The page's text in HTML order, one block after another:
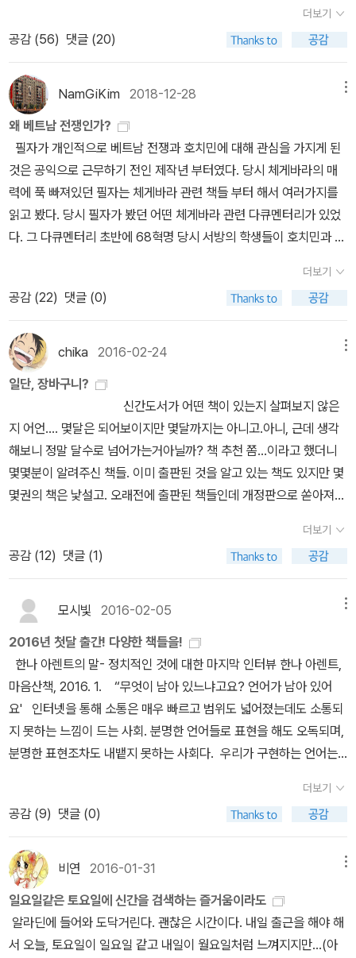
알라디너로부터 선물 받았다. 으하하하하하하하하하하. 지난 주에는
이렇게 내가 사지 않은 책들이 많이 생겼는데,[무법의 바다]도 그 중
하나다. 이 책 신간에서 보고 궁금하지만 너무 두꺼워서 내가? 과연?
이러고 사지 않았었는데, 선물로 똭- 아하하하하하하하[고통에 관하
여]도 역시 사르고 벼르고 있었다. ‘뭄’과 ‘고통’에 관한 얘기라면 누구
나 할 말이 많을 것이다. 꼭 사서 읽어봐야지, 하고 있었는데 마침 리
뷰대회가 있다는 게 아닌가! 좋았어. 1등 상품 10만원은 내 거얏!! 하
고 읽던 책 제쳐두고 이걸 읽기 시작해서 다 읽긴 했는데, 읽고나니 백
자평도 못쓰겠다. 백자평도 못쓰겠는데, 리뷰가 과연? 잠정적 포기.
났고 작가 자체에 대한 호감은 있지만 작가의 다른 작품을 꼭 찾아 읽
어봐야지, 하진 않았더랬다. 이번 책도 재미있게 읽었지만, 정보라 나
는 작가를 물을 때 내가 대답할 수 있는 작가는 아니다.[컬티시]는 우
리가 이미 알고 있는 어맨다 몬텔의 책이다. 이번에는 ‘광신’에 다루고
있다고 하는데, 아니 이런 거 너무 흥미롭지 않나. 마침 고통에 관하여
에서도 사이비 종교 얘기가 나오는데 연결지어 읽어도 좋을 것 같다.
아, 어제 읽은 소설 [까만 머리의 금발 소년]에서도 능력 있는 프로 파
일러가 나와 자신은 종교를 믿지 않는마뎌 그러나 불교의 ‘선’은 믿는
다고 했다. 그건 왜냐고 물으니, 서양의 종교는 타인을 믿는 거지만 동
양의 선은 나를 믿는 거라고 하더라. 이건 정확한 구절을 한 번 인용해
또 읽게 될 거라고 생각하진 않았는데, 광신이라니, 너무 흥미로워 사
고 말았다.미래는 예측불허 그리하여 생은 의미를 갖는 것.나는 타인
과의 약속을 아주 잘 지키는 사람이다. 친구를 만나기로 한 시간 약속
이 정해져 있다면 집에서 출발하여 약속 장소까지 얼마나 걸리는지
머릿속으로 계산하고 그것보다 20~30분 정도 먼저 나가서 대부분
먼저 나가 기다리는 편이다. 나는 약속 시간을 안지키는 걸 잘 이해하
지 못한다. 내가 할 수 있는 최선은, 약속 시간 못지키는 상대에게 화
를 내지 않기 위해 노력하는 것이다.병원이나 미용실등 예약에 대해
서도 마찬가지. 내가 언제까지 가겠노라 상대에게 얘기를 했다면, 그
걸 반드시 지키려고 한다. 약속은 지키기 위해서 있는 거라고 나는 생
각한다. 그러므로 지키기 위해 노력하고 그래서 잘 지키는 삶을 살고
있다고 자부한다. 그러나,시간을 정하지 않았다면 나는 게을러진다.
그러니까, 내가 원래부터 부지런한 사람은 아니라는 얘기를 하고 싶
서 어깨에 침을 좀 맞아야겠다고 생각하고 있었다. 그러니까 한의원
에 대해서는 예약을 하지 않은 거다. 아침에 일어나서 한의원 가야지,
하고 머릿속으로 생각하면서 일찍 나가서 한의원 갔다가 까페에서 책
읽고 점심도 먹고 미용실 가야지~ 생각했는데, 집에 있으니 자꾸 내
가 딴짓을 하는 거다. 읽은 책 저쪽에 치워놓고, 베란다에도 나가 보
좀처럼 이해하기가 어려웠다. 어린 시절에 돌아다니던 앙케트 항목-
거기엔 늘 그런 질문이 있었다. 좋아하는 연예인, 좋아하는 작가, 좋아
하는 누구누구는? 특히 나는 어릴 때부터 책을 많이 읽는 애로 주변
에 알려졌던 터라, 대부분의 사람들이 그 시절부터 책을 추천해달라
면서 어떤 작가를 좋아하느냐고 잘 묻고는 했다. 그럴 때 나는 한참 생
각한다. 좋아하는 작가? 좋아한다고?! 사람을?! 내가 그 사람을 좋아
한다고? 그건 아닌데..... 단지 그 사람이 쓴 작품을 좋아하고 즐겨 읽
는 것일 뿐인데.....내 친구 중에는 사람 자체에 빠지는 녀석이 있다.
이 친구는 그러니까 김연아와 손열음과 김혜리 기자와 대미언 라이스
를 엄청 좋아한다. 그래서 이들의 콘서트나 GV나 강연 등의 자리에
는 빠짐없이 참석한다. 이 친구 때문에 김혜리 기자의 무슨... 뭐더라
온 적이 있다. 그때도 그렇지만 지금도 친구의 그 열정과 에너지가 참
대단하다고 생각한다. 그러면서도 한편으로는 어떻게 사람 자체를 좋
아할 수가 있지? 싶어진다. 김연아가 아이스링크 위에서 혼신의 힘을
다해 연기할 때, 손열음이 강렬하게 타건을 하면서 훌륭한 연주를 들
려줄 때, 대미언 라이스의 몇몇 음악에 감동할 수는 있다. 그렇지만 나
는 그들이 만들어낸 ‘예술’을 사랑할 뿐이지 그 사람 자체를 좋아하게
되는 일은 거의 없다.하물며 작가란... 작가의 글이란. 작가를 좋아한
다는 것이란. 내게는 정말 어려운 일이다. 알면 알수록 싫어지는 인간
이 많은 집단이 ‘작가’라고 생각해서 더 그런 것 같다. 한국 작가의 글
알고 싶지 않은 정보들(그들의 치부까지도)을 너무 잘 알게 되고, 그
런 유쾌하지 않은 인간이 쓴 글을(글은 또 얼마나 포장하기 쉬운가)
때와 달리 늙을수록 추한 면모를 잘 드러낸다(애초에 인간이란 존재
가 그런지도). 나이 들면서 망가지는 작가들을 여럿 보게 되는데 최근
엔 강준만이 나의 그 리스트에 올랐다(그는 왜 살아있는 권력에는 입
을 꾹 다물고 한없이 작아지기만 하는가? 마봉춘을 비판하려면 조선
일보부터 비판하라. 아직도 민주당만 까고 있는가? 국힘부터 까라.)
그도 이제 그만 읽을 때로구나!나 스스로 문화사대주의자라고 우스갯
소리처럼 말하고는 하지만 멀리 떨어진 나라의, 그래서 그의 사생활
이나 망가지는 순간에 대해 세세히 잘 알지 못하는 작가들의 작품을
헤친 책을 그다지 좋아하지 않는다. 몇 해 전 나쓰메 소세키의 아내 나
쓰메 교코가 쓴 <나쓰메 소세키, 추억>이 출간되었을 때도 아 또, 뭘
이런 책까지 내고 있나 싶어졌다. 이 책을 읽지 않아도 나쓰메 소세키
가 지인이나 아내와 주고받은 편지들, 또는 그의 작품을 통해서 그가
좋은 남편은 아니었음을 알 수 있다. 친구인 마사오카 시키나 아내에
게 쓴 편지를 보면 여성혐오적인 발언도 아무렇지 않게 하는, 100년
전의, 동양의 작은 나라의 그저 그런 조그만 남자일 뿐이다. 그렇다고
나쓰메 소세키의 작품을 싫어하게 되지는 않는다. 소세키라는 인간
이 될 수 없지만 그것만이 해결책인것처럼 만든것은 누구인가? 폭력
앞에 침묵하면, 이성적으로 대응하면 폭력은 저절로 멈춰지나? 폭력
인가??지금 누구에게 그 권능이 있나?밟으면 꿈틀하는것은 밟는 행
위보다 내가 볼때 훨씬 자연스럽다. 밟는 모습을 보면 두렵다. 나도 밟
힐 수 있는 위치이기 때문이다. 밟히기보다 밟을 수 있는 사람들은 암
만 중립적인 척해봐야 결국 밟는 쪽. 그들이 밟다가 오히려 할큄 당하
고 찔리고 피흘리면 밟는 쪽에 감정이입하기가 쉽다. 나는 밟히고 나
서 꿈틀하거나 때로 밟은 자를 물고 할퀴는 등 저항하는 모습을 보면
폭력적이라기보다 안타까운 마음이 들고 감정이입이된다. 앞의 폭력
과 뒤이은 폭력은 결코같지 않다. 폭력은 옳지않다고 한다. 하지만 둘
다윗과 골리앗의 싸움이 가능하기나 한가? 다윗과 골리앗이 100미
터 달리기에 동일한 출발선상에 서서 출발하는것이 평등인가? 다윗
은 그걸 바래야하나? 골리앗이 다윗을 먼저 때렸는데 폭력은 나쁜거
니까 다윗은 말로 타이르는게 올바름인가? 정작 시스템을 만드는 사
람들. 그들은 올바르게 살아가고 있나? 올바름은 대체 누가 결정하고
있나 불법인 사람은 없다. 불법한 행위를 했다고 해서 사람마저 불법
이라고 표현하는 것은 모순이다. 사람이 어떻게 불법일 수 있는가?
ㅡ엘리 위젤,노벨 평화상 수상자,홀로코스트 생존자
스스로도 읽은 책들을 정리할 수 있어 뜻깊다 생각되네요.1월프로파
일러 노트<한창 ‘제프리 다머‘ 등 연쇄살인마들에 관해 알아보면서
찾게 된 책입니다. 구글에 워낙 사진자료가 많아 (어린시절모습,체포
과정,재판과정등등)호기심을 자극했고 우리나라에서도 좀더 체계적
으로 신상공개를 했으면 좋겠다는 바램도 생기더군요.전직 FBI출신
요원이 그들의 심리를 추적하고 잘분석해 여러모로 경각심을 갖게 해
줍니다.>2월 3월아무튼 스릴러, 두려움과 떨림, 미국영어문화수업,
타인의고통,페르마의마지막정리,아무튼 비건,나를 알기 위해서 쓴다,
달리는 기차위에 중립은없다[아멜리 노통브에 홀딱 빠졌고 손택을 읽
고 내가 너무 미성숙한 인간이었구나 느꼈으며 <페르마의 마지막 정
리>는..정말 수학에 대한 지난 편견과 지루함을 모조리 지우게 만든
최고의 책입니다.정희진을 알게되어 기뻣고, 하워드 진은 <오만한 제
국>을 읽고 미국사에 관한 제 스승이라 믿는 분입니다.]3월 읽지않은
토,셜록 시리즈[피에르 바야르도 놀라운 작가임에 분명합니다. 문학
교수이자 정신분석가인 그의 배경이 글에서도 분명하게 전해져 그 나
름의 통찰과 재치에 놀라움을 더합니다. 사르트르의 <구토>는 대체
로 이해할 수 없었는데 어디선가 주워들은 바로는 뇌과학적으로 봤을
때 ‘완벽히 이해 못하는 글이어도 뇌활성에 도움을 준다‘는 말이 떠올
라 괴로움을 이겨내고 완독했습니다.그래도 누구에게도 권할 자신은
없네요.]4월 5월총균쇠,여행의 이유,사피엔스[총균쇠 한 번은 꼭 읽
어야 하는 책이었던게 맞구나 느꼈고 김영하에 입문, 사피엔스는 총
월폭풍의 언덕,암호의 과학,추운 나라에서 돌아온 스파이,팅거테일러
솔저스파이,나쁜 사람에게 지지않기위해 쓴다,장미의이름[<암호의
과학>은 <페르마의 마지막정리>를 쓴 ‘사이먼 씽‘의 책입니다. 페르
마 만큼은 아니어도 역시 재밌는 책이예요. 엘리자베스 시대부터 1,2
차 대전을 거쳐 최근에 이르기까지 암호의 역사와 숨겨진 놀라운 뒷
얘기들로 가득합니다.존 르카레는 한 번 빠지면 헤어나오기 힘든 스
파이소설의 진수를 보여줍니다.]7월 8월희박한 공기속으로,자기앞
의 생,보이지 않는 여자들,낯선시선 ,카라마조프가의 형제들[<희박한
공기속으로>는 실화를 담은 만큼 더한 감동이 있습니다. 주변에 소개
한 사람들 모두 입을모아 칭찬한 책..<보이지 않는 여자들>도 여러모
로 충격적이었고 여성분들은 한번씩 읽어보셨음 합니다. ]9월 10월
역사,선량한 차별주의자,아주오래된 유죄,공산당선언,수용소군도,보
게 맞나요?^^;;쓰다보니 쉽지 않았네요.이미 정리하신 분들 정말 대
단하신것 같아요. 그래도 이렇게 제게 더 특별했던 책 위주로 정리하
는 것도 필요한 과정인것 같습니다. 항상 응원해주시고 함께해 주시
고 또 좋은 리뷰로 끌어주시는 플친님들께 깊은 감사의 인사를 전하
더보기
공감 (56) 댓글 (20)
NamGiKim 2018-12-28
왜 베트남 전쟁인가?
필자가 개인적으로 베트남 전쟁과 호치민에 대해 관심을 가지게 된
것은 공익으로 근무하기 전인 제작년 부터였다. 당시 체게바라의 매
력에 푹 빠져있던 필자는 체게바라 관련 책들 부터 해서 여러가지를
읽고 봤다. 당시 필자가 봤던 어떤 체게바라 관련 다큐멘터리가 있었
다. 그 다큐멘터리 초반에 68혁명 당시 서방의 학생들이 호치민과 체
o Ho Ho Chi Minh!! Che Che Che Guevara!!'를 외치며 거리를
행진했다. 그 장면이 굉장히 인상적이었고, 호치민이라는 인물에 대
해 관심을 가지게 되었다. 그러면서 베트남 전쟁도 관심을 가지게 되
었다. 사실 그 전 까지만 해도 필자는 호치민이나 베트남 전쟁에 대해
잘 몰랐다. 당시 필자가 알던 베트남 전쟁은 '돈을 벌고, 많은 한국인
들의 희생이 있었던 전쟁'정도였다. 호차민과 베트남 전쟁에 대해 공
부하며 지금까지 왜곡된 관점을 가지고 있었다는 사실을 알게 되었
다. 베트남 전쟁에 대해 알면 알수록 베트남을 침략한 미국에 대해 더
더욱 부정적으로 보게 되었다. 그 나라를 침략하여 수백만의 베트남
인을 공중폭격과 고엽제로 학살했던 것이 바로 미국이기 때문이
다. 최근 박항서 감독이 스즈키컵을 우승으로 이끌면서 한국과 베트
남의 관계가 돈독해지고 있다. 즉 우리가 베트남 전쟁에 대해 제대로
알아야할 때인 것 같다. 즉 과거 우리가 가지고 있었던 반공주의적인
한다. 1. 베트남 10000일의 전쟁 캐나다 종군기자인 마이클
매클리어가 쓴 베트남 전쟁 서적이다. 1945년 미국의 OSS요원들이
베트남에 들어가 베트민 조직을 훈련시키는 과정부터 1946년 프랑
스의 재침략과 1954년 디엔비엔푸 전투, 분단된 베트남과 응오딘지
엠 정권의 부정부패상, 1964년 통킹만 사건 이후 미국의 참전과 북
폭, 1968년 구정공세와 미국내에서 일어난 반전운동 호치민의 사망
과 전환점, 그리고 1972년 크리스마스 폭격과 파리평화협정 1975
어는 수많은 사람들의 증언과 인터뷰를 통히여 이 책을 썻다. 베트남
전에 참전했던 일반 병사들과 장교들부터, 미국내에서 반전운동을 했
던 반전운동가들, 응우옌 까오 끼와 같은 남베트남 지도자들 그리고
팜반동과 같은 북베트남 지도자들 까지 저자 마이클 매클리어는 수많
은 사람들을 인터뷰 했기에 객관성이 보장된다. 베트남 전쟁의 원인
과 결과 그리고 전개양상을 아는데 있어서 매우 좋은 책이다. 참고로
이 책은 1980년대 다큐멘터리로도 만들어 졌다. 2. 베트남
전쟁 한국전쟁의 저자 박태균 교수가 쓴 베트남 전쟁 관련 서적이다.
더보기
공감 (22) 댓글 (0)
chika 2016-02-24
일단, 장바구니?
지 어언.... 몇달은 되어보이지만 몇달까지는 아니고.아니, 근데 생각
해보니 정말 달수로 넘어가는거아닐까? 책 추천 쫌...이라고 했더니
몇몇분이 알려주신 책들. 이미 출판된 것을 알고 있는 책도 있지만 몇
몇권의 책은 낯설고. 오래전에 출판된 책들인데 개정판으로 쏟아져나
하듯 책값은 나날이 올라가고 있는 것 같아. 페이지 분량으로 봐서 비
싼 가격이라 예상되기도 하지만 그래도 점점 더 그런 책들이 늘어나
고 있.... 아, 책 사고 싶다. 책 읽을 시간이 모자라니 그냥 책 사재기라
도, 하고 싶다.
더보기
공감 (12) 댓글 (1)
모시빛 2016-02-05
2016년 첫달 출간! 다양한 책들을!
한나 아렌트의 말- 정치적인 것에 대한 마지막 인터뷰 한나 아렌트,
마음산책, 2016. 1. “무엇이 남아 있느냐고요? 언어가 남아 있어
요' 인터넷을 통해 소통은 매우 빠르고 범위도 넓어졌는데도 소통되
지 못하는 느낌이 드는 사회. 분명한 언어들로 표현을 해도 오독되며,
분명한 표현조차도 내뱉지 못하는 사회다. 우리가 구현하는 언어는
트. 당시의 그 시대에 그녀의 그 통찰은 분노를 야기했다. 마땅히, 당
연히, 으레히...그래야 하는 것이고 그렇다고 생각했던 것에 대한 그녀
의 예리한 시각은, 그리고 그것을 전달하는 그녀의 언어는 강했고 아
름다웠다. 당연 그로 인해 그녀가 치뤄야 할 것은 너무나 많았다. 정
치에서 여성 진출이 많아지고 있지만 여전히 여성 정치인에 대한 시
선은 그 역할과 능력을 부정하거나 그럼에도 불구하고로 흘러가는 것
같다. 최근 어느 의원은 여성정치인은'모자라야'한다는 듯한 의견을
피력하며 그것이 선거에서 성공하는 전략이라고까지 말했다. 더 이
더보기
공감 (9) 댓글 (0)
비연 2016-01-31
일요일같은 토요일에 신간을 검색하는 즐거움이라도
알라딘에 들어와 도닥거린다. 괜찮은 시간이다. 내일 출근을 해야 해
서 오늘, 토요일이 일요일 같고 내일이 월요일처럼 느껴지지만...(아